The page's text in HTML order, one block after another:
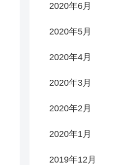
2020年6月
2020年5月
2020年4月
2020年3月
2020年2月
2020年1月
2019年12月